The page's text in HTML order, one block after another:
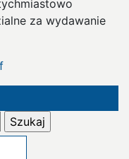
za wydawanie